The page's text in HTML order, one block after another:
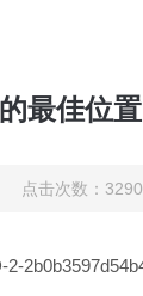
最佳位置
点击次数：3290